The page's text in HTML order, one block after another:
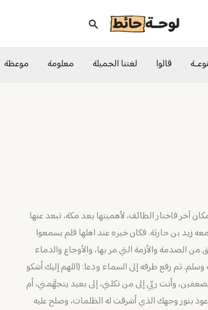
البحث
قالوا لغتنا الجميلة معلومة موعظة
آخر فاختار الطائف، لأهميتها بعد مكة، تبعد عنها
معه زيد بن حارثة. فكان خبره عند اهلها فلم يسمعوا
والأزمة التي مر بها، والأوجاع والدماء
ثم رفع طرفه إلى السماء ودعا: (اللهم إليك أشكو
وأنت ربّي إلى من تكلني، إلى بعيد يتجهَّمني، أم
بنور وجهك الذي أشرقت له الظلمات، وصلح عليه